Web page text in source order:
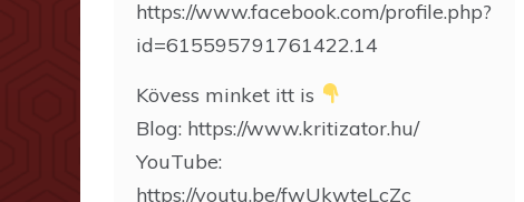
https://www.facebook.com/profile.php?
id=615595791761422.14
Kövess minket itt is
Blog: https://www.kritizator.hu/
YouTube:
https://youtu.be/fwUkwteLcZc